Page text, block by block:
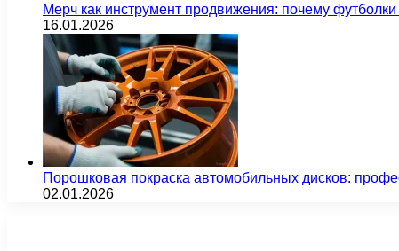
Мерч как инструмент продвижения: почему
16.01.2026
Порошковая покраска автомобильных дисков:
02.01.2026